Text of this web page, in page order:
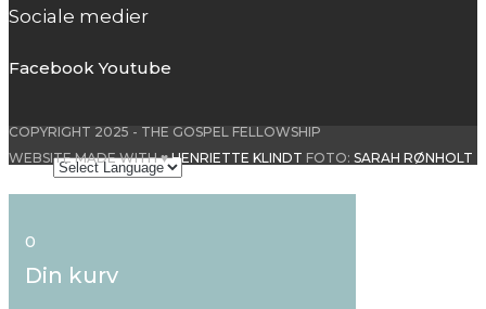
Sociale medier
Facebook Youtube
COPYRIGHT 2025 - THE GOSPEL FELLOWSHIP
WEBSITE MADE WITH ♥HENRIETTE KLINDT FOTO: SARAH RØNHOLT
0
Din kurv